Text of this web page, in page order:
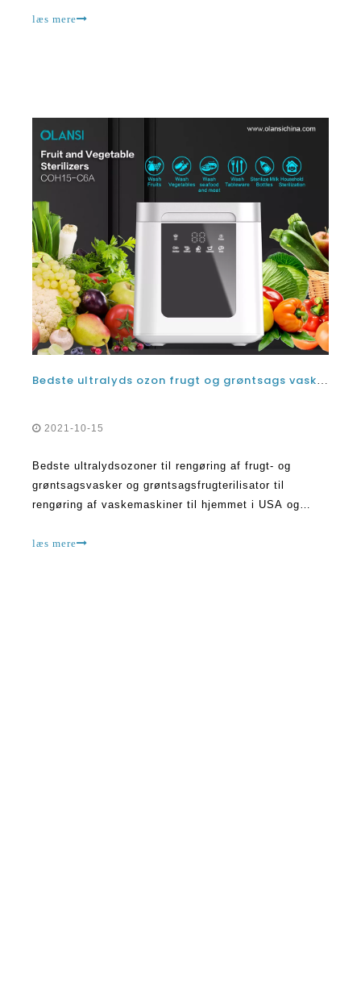
kostfibre, der er nødvendig for menneskelig velvære.
læs mere
Bedste ultralyds ozon frugt og grøntsags vaskemaskine og vegetabilsk frugtsterilisator renere vaskemaskine til hjemmet i USA og Canada
2021-10-15
Bedste ultralydsozoner til rengøring af frugt- og
grøntsagsvasker og grøntsagsfrugterilisator til
rengøring af vaskemaskiner til hjemmet i USA og
grøntsagsrensere er udviklet og opfundet for at hjælpe
læs mere